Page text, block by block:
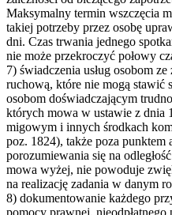
Maksymalny termin wszczęcia
takiej potrzeby przez osobę
dni. Czas trwania jednego
nie może przekroczyć połowy
7) świadczenia usług osobom
ruchową, które nie mogą stawić
osobom doświadczającym
których mowa w ustawie z dnia
migowym i innych środkach
poz. 1824), także poza
porozumiewania się na
mowa wyżej, nie powoduje
na realizację zadania w danym
8) dokumentowanie każdego